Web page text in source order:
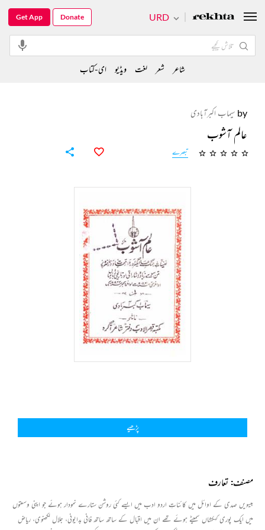
by سیماب اکبرآبادی
عالم آشوب
تبصرے
پڑھیے
مصنف: تعارف
بیسویں صدی کے اوائل میں کائناتِ اردو ادب میں ایسے کئی روشن ستارے نمودار ہوئے جو اپنی وسعتوں
میں ایک پوری کہکشاں سمیٹے ہوئے تھے ان میں اقبال کے ساتھ ساتھ فانی بدایونی، جلال لکھنوی، ریاض
URD
Get App Donate
شاعر شعر لغت ویڈیو ای-کتاب